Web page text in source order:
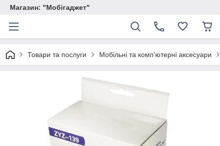
Магазин: "Мобігаджет"
Товари та послуги Мобільні та комп'ютерні аксесуари